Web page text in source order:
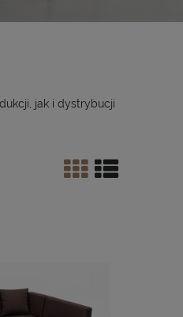
jak i dystrybucji